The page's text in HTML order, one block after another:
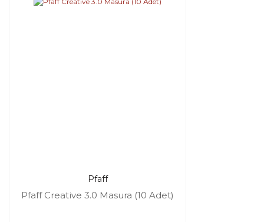
Pfaff
Pfaff Creative 3.0 Masura (10 Adet)